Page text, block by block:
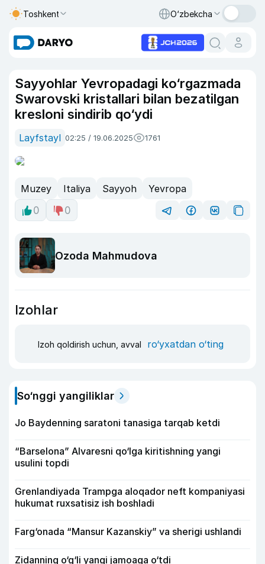
Toshkent O‘zbekcha
Sayyohlar Yevropadagi ko‘rgazmada
Swarovski kristallari bilan bezatilgan
kresloni sindirib qo‘ydi
Layfstayl 02:25 / 19.06.2025 1761
Muzey Italiya Sayyoh
Yevropa
0
0
Ozoda Mahmudova
Izohlar
Izoh qoldirish uchun, avval ro‘yxatdan o‘ting
So‘nggi yangiliklar
Jo Baydenning saratoni tanasiga tarqab ketdi
“Barselona” Alvaresni qo‘lga kiritishning yangi
usulini topdi
Grenlandiyada Trampga aloqador neft kompaniyasi
hukumat ruxsatisiz ish boshladi
Farg‘onada “Mansur Kazanskiy” va sherigi ushlandi
Zidanning o‘g‘li yangi jamoaga o‘tdi